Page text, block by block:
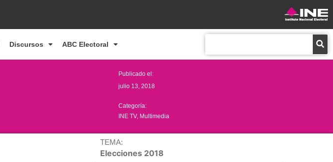
Discursos ABC Electoral
Publicado el:
julio 13, 2018
Categoría:
INE TV, Multimedia
TEMA:
Elecciones 2018